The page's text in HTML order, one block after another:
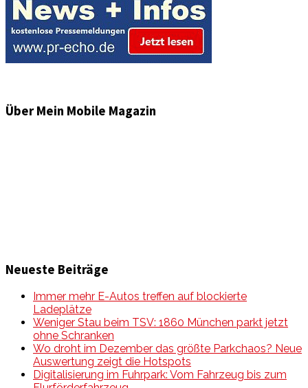
Über Mein Mobile Magazin
Neueste Beiträge
Immer mehr E-Autos treffen auf blockierte
Ladeplätze
Weniger Stau beim TSV: 1860 München parkt jetzt
ohne Schranken
Wo droht im Dezember das größte Parkchaos? Neue
Auswertung zeigt die Hotspots
Digitalisierung im Fuhrpark: Vom Fahrzeug bis zum